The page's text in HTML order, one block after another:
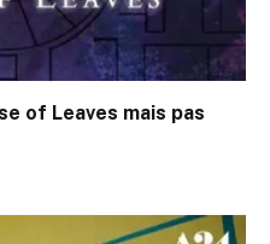
of Leaves mais pas